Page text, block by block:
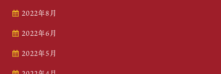
2022年8月
2022年6月
2022年5月